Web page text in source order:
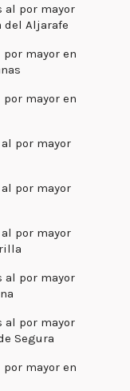
al por mayor
del Aljarafe
por mayor en
por mayor en
por mayor
por mayor
por mayor
al por mayor
al por mayor
Segura
por mayor en